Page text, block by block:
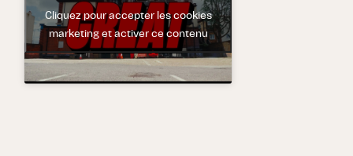
Cliquez pour accepter les cookies
marketing et activer ce contenu